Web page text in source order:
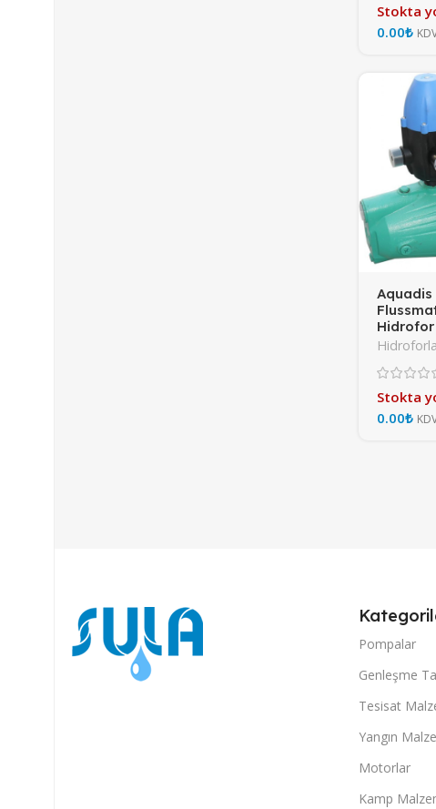
Stokta
₺
Aquadis
Hidrofor
Stokta
₺
Pompalar
Genleşme
Tesisat
Yangın
Motorlar
Kamp